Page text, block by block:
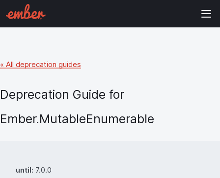
« All deprecation guides
Deprecation Guide for
Ember.MutableEnumerable
until: 7.0.0